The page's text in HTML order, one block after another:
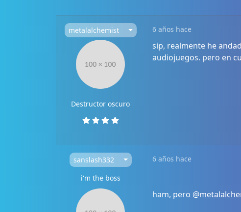
metalalchemist 6 años hace
Destructor oscuro
sip, realmente he
audiojuegos. pero en
sanslash332
i'm the boss
6 años hace
ham, pero